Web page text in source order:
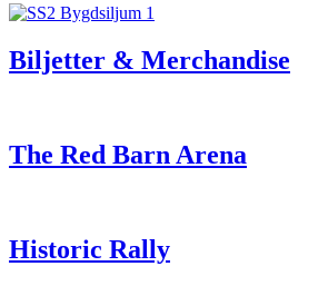
Biljetter & Merchandise
The Red Barn Arena
Historic Rally